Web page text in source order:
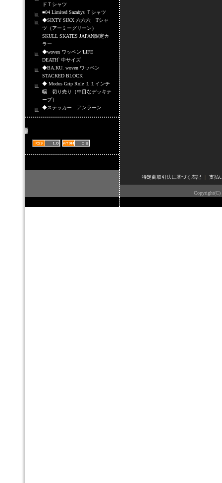
ドＴシャツ
■04 Limited Sazabys Ｔシャツ
◆SIXTY SIXX 六六六 Tシャ
ツ（アーミーグリーン）
SKULL SKATES JAPAN限定カ
ラー
◆woven ワッペン‘LIFE
DEATH` 中サイズ
◆BA.KU. woven ワッペン
STACKED BLOCK
◆ Modus Grip Role １１インチ
幅 切り売り（中目なデッキテ
ープ）
◆ステッカー アンラーン
特定商取引法に基づく表記｜ 支払
Copyright(C)